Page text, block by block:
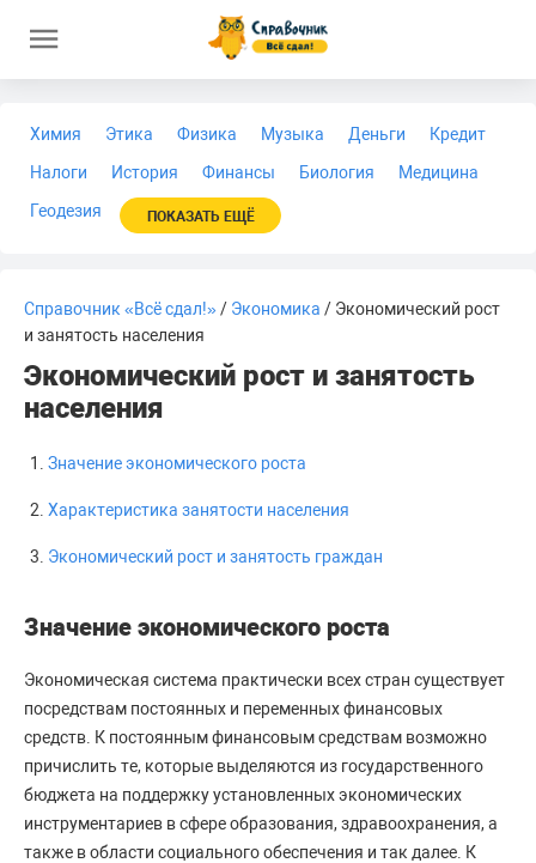
Химия Этика Физика Музыка Деньги
Кредит
Налоги
История Финансы Биология
Медицина
Геодезия
ПОКАЗАТЬ ЕЩЁ
Справочник «Всё сдал!»/ Экономика / Экономический рост
и занятость населения
Экономический рост и занятость
населения
Значение экономического роста
Характеристика занятости населения
Экономический рост и занятость граждан
Значение экономического роста
Экономическая система практически всех стран существует
посредствам постоянных и переменных финансовых
средств. К постоянным финансовым средствам возможно
причислить те, которые выделяются из государственного
бюджета на поддержку установленных экономических
инструментариев в сфере образования, здравоохранения, а
также в области социального обеспечения и так далее. К